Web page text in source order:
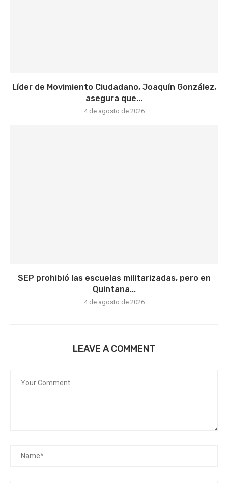
Líder de Movimiento Ciudadano, Joaquín González,
asegura que...
4 de agosto de 2026
SEP prohibió las escuelas militarizadas, pero en
Quintana...
4 de agosto de 2026
LEAVE A COMMENT